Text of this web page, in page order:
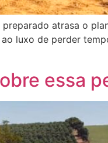
atrasa o
luxo de perder
essa